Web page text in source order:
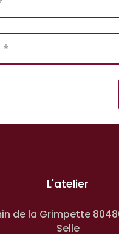
L'atelier
de la Grimpette
Selle